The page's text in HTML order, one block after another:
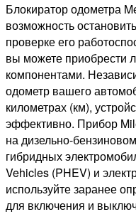
Блокиратор одометра
возможность
проверке его
вы можете приобрести
компонентами.
одометр вашего
километрах (км),
эффективно. Прибор
на дизельно-
гибридных
Vehicles (PHEV) и
используйте заранее
для включения и